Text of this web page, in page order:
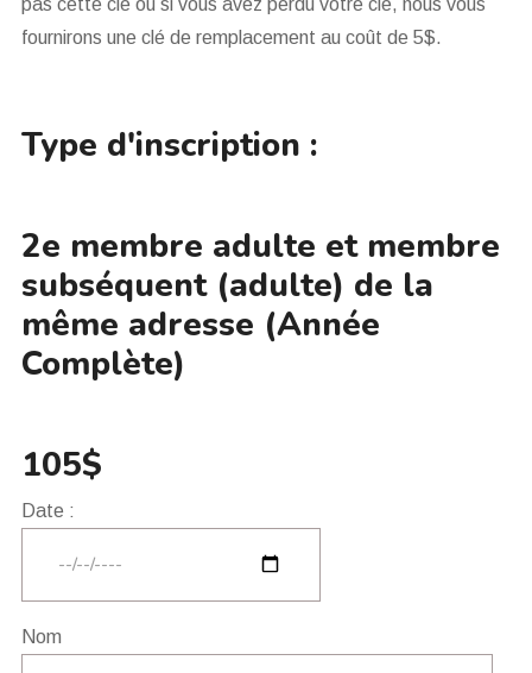
pas cette clé ou si vous avez perdu votre clé, nous vous
fournirons une clé de remplacement au coût de 5$.
Type d'inscription :
2e membre adulte et membre
subséquent (adulte) de la
même adresse (Année
Complète)
105$
Date :
Nom